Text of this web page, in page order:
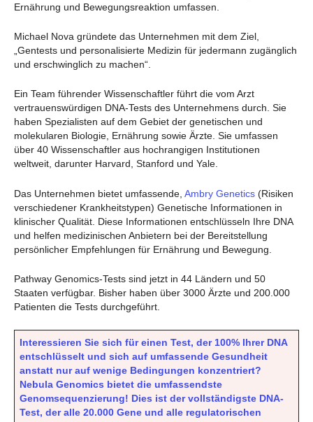
Ernährung und Bewegungsreaktion umfassen.
Michael Nova gründete das Unternehmen mit dem Ziel,
„Gentests und personalisierte Medizin für jedermann zugänglich
und erschwinglich zu machen“.
Ein Team führender Wissenschaftler führt die vom Arzt
vertrauenswürdigen DNA-Tests des Unternehmens durch. Sie
haben Spezialisten auf dem Gebiet der genetischen und
molekularen Biologie, Ernährung sowie Ärzte. Sie umfassen
über 40 Wissenschaftler aus hochrangigen Institutionen
weltweit, darunter Harvard, Stanford und Yale.
Das Unternehmen bietet umfassende, Ambry Genetics (Risiken
verschiedener Krankheitstypen) Genetische Informationen in
klinischer Qualität. Diese Informationen entschlüsseln Ihre DNA
und helfen medizinischen Anbietern bei der Bereitstellung
persönlicher Empfehlungen für Ernährung und Bewegung.
Pathway Genomics-Tests sind jetzt in 44 Ländern und 50
Staaten verfügbar. Bisher haben über 3000 Ärzte und 200.000
Patienten die Tests durchgeführt.
Interessieren Sie sich für einen Test, der 100% Ihrer DNA
entschlüsselt und sich auf umfassende Gesundheit
anstatt nur auf wenige Bedingungen konzentriert?
Nebula Genomics bietet die umfassendste
Genomsequenzierung! Dies ist der vollständigste DNA-
Test, der alle 20.000 Gene und alle regulatorischen